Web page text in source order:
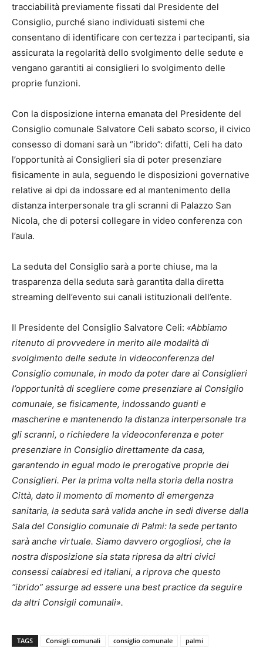
tracciabilità previamente fissati dal Presidente del
Consiglio, purché siano individuati sistemi che
consentano di identificare con certezza i partecipanti, sia
assicurata la regolarità dello svolgimento delle sedute e
vengano garantiti ai consiglieri lo svolgimento delle
proprie funzioni.
Con la disposizione interna emanata del Presidente del
Consiglio comunale Salvatore Celi sabato scorso, il civico
consesso di domani sarà un “ibrido”: difatti, Celi ha dato
l’opportunità ai Consiglieri sia di poter presenziare
fisicamente in aula, seguendo le disposizioni governative
relative ai dpi da indossare ed al mantenimento della
distanza interpersonale tra gli scranni di Palazzo San
Nicola, che di potersi collegare in video conferenza con
l’aula.
La seduta del Consiglio sarà a porte chiuse, ma la
trasparenza della seduta sarà garantita dalla diretta
streaming dell’evento sui canali istituzionali dell’ente.
Il Presidente del Consiglio Salvatore Celi: «Abbiamo
ritenuto di provvedere in merito alle modalità di
svolgimento delle sedute in videoconferenza del
Consiglio comunale, in modo da poter dare ai Consiglieri
l’opportunità di scegliere come presenziare al Consiglio
comunale, se fisicamente, indossando guanti e
mascherine e mantenendo la distanza interpersonale tra
gli scranni, o richiedere la videoconferenza e poter
presenziare in Consiglio direttamente da casa,
garantendo in egual modo le prerogative proprie dei
Consiglieri. Per la prima volta nella storia della nostra
Città, dato il momento di momento di emergenza
sanitaria, la seduta sarà valida anche in sedi diverse dalla
Sala del Consiglio comunale di Palmi: la sede pertanto
sarà anche virtuale. Siamo davvero orgogliosi, che la
nostra disposizione sia stata ripresa da altri civici
consessi calabresi ed italiani, a riprova che questo
“ibrido” assurge ad essere una best practice da seguire
da altri Consigli comunali».
TAGS Consigli comunali consiglio comunale palmi